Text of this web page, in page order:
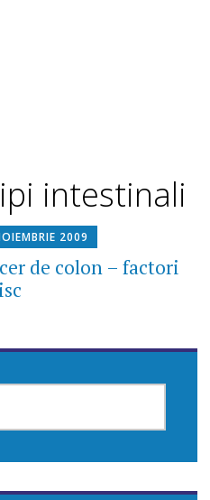
intestinali
2009
de colon – factori